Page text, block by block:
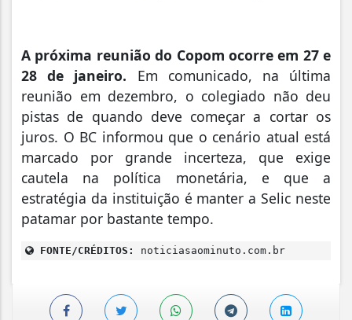
A próxima reunião do Copom ocorre em 27 e
28 de janeiro. Em comunicado, na última
reunião em dezembro, o colegiado não deu
pistas de quando deve começar a cortar os
juros. O BC informou que o cenário atual está
marcado por grande incerteza, que exige
cautela na política monetária, e que a
estratégia da instituição é manter a Selic neste
patamar por bastante tempo.
FONTE/CRÉDITOS: noticiasaominuto.com.br